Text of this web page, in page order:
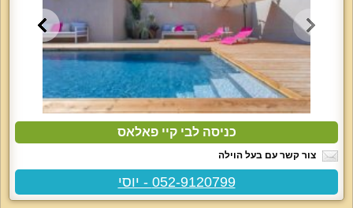
כניסה לבי קיי פאלאס
צור קשר עם בעל הוילה
052-9120799 - יוסי